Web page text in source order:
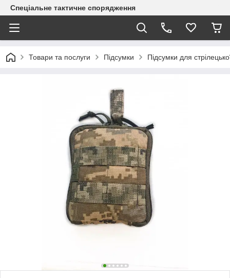
Спеціальне тактичне спорядження
Товари та послуги Підсумки Підсумки для